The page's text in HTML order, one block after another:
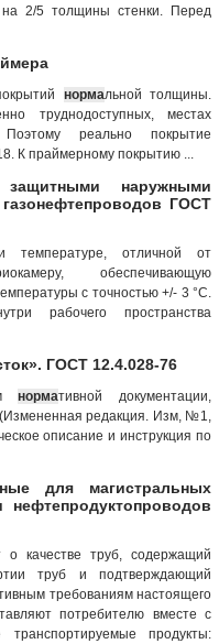
2/5 толщины стенки. Перед
нормальной толщины.
труднодоступных, местах
реально покрытие
К праймерному покрытию ...
наружными
ГОСТ
температуре, отличной от
обеспечивающую
с точностью +/- 3 °C.
рабочего пространства
ГОСТ 12.4.028-76
нормативной документации,
редакция. Изм, №1,
описание и инструкция по
для магистральных
о качестве труб, содержащий
труб и подтверждающий
требованиям настоящего
потребителю вместе с
транспортируемые продукты: